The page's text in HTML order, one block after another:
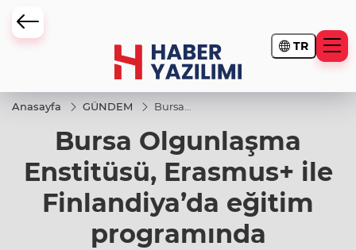
TR
Anasayfa GÜNDEM
Bursa
Enstitüsü,
Erasmus+ ile
Finlandiya’da
eğitim
programında
Bursa Olgunlaşma
Enstitüsü, Erasmus+ ile
Finlandiya’da eğitim
programında